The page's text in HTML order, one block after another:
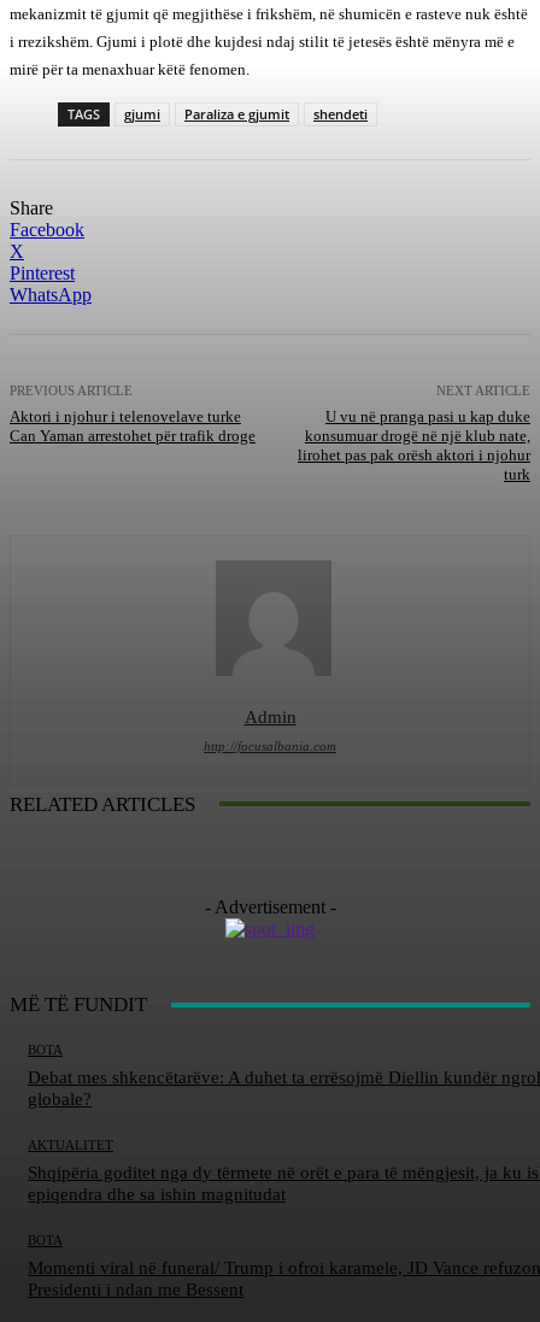
mekanizmit të gjumit që megjithëse i frikshëm, në shumicën e rasteve nuk është
i rrezikshëm. Gjumi i plotë dhe kujdesi ndaj stilit të jetesës është mënyra më e
mirë për ta menaxhuar këtë fenomen.
TAGS gjumi Paraliza e gjumit shendeti
Share
Facebook
X
Pinterest
WhatsApp
PREVIOUS ARTICLE
Aktori i njohur i telenovelave turke
Can Yaman arrestohet për trafik droge
NEXT ARTICLE
U vu në pranga pasi u kap duke
konsumuar drogë në një klub nate,
lirohet pas pak orësh aktori i njohur
turk
Admin
http://focusalbania.com
RELATED ARTICLES
- Advertisement -
MË TË FUNDIT
BOTA
Debat mes shkencëtarëve: A duhet ta errësojmë Diellin kundër
globale?
AKTUALITET
Shqipëria goditet nga dy tërmete në orët e para të mëngjesit, ja ku
epiqendra dhe sa ishin magnitudat
BOTA
Momenti viral në funeral/ Trump i ofroi karamele, JD Vance
Presidenti i ndan me Bessent